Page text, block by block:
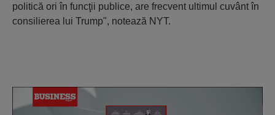
politică ori în funcţii publice, are frecvent ultimul cuvânt în
consilierea lui Trump", notează NYT.